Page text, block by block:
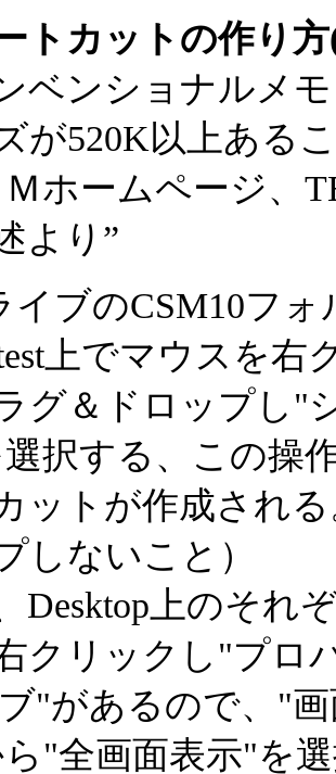
トカットの作り
ンベンショナルメ
が520K以上ある
Ｍホームページ、
より”
イブのCSM10フォ
上でマウスを右
グ＆ドロップし"
択する、この操
ットが作成され
しないこと）
Desktop上のそれ
クリックし"プロ
"があるので、"
"全画面表示"を